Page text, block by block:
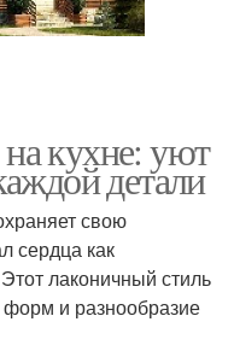
кухне: уют
детали
свою
сердца как
лаконичный стиль
форм и разнообразие